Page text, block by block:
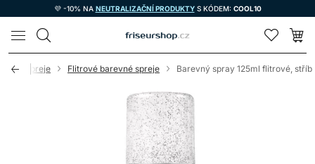
💜 -10% NA NEUTRALIZAČNÍ PRODUKTYS KÓDEM: COOL10
LOMAX
spreje Flitrové barevné spreje Barevný spray 125ml flitrové,